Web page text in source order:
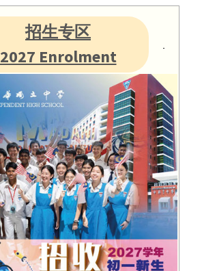
招生专区
2027 Enrolment